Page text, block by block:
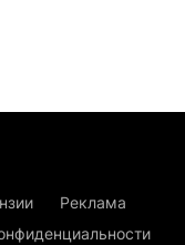
Реклама